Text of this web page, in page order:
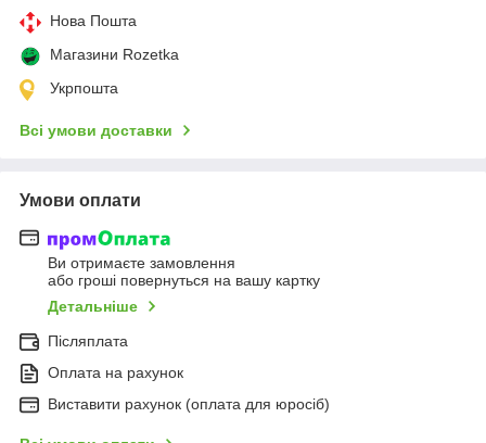
Нова Пошта
Магазини Rozetka
Укрпошта
Всі умови доставки
Умови оплати
Ви отримаєте замовлення
або гроші повернуться на вашу картку
Детальніше
Післяплата
Оплата на рахунок
Виставити рахунок (оплата для юросіб)